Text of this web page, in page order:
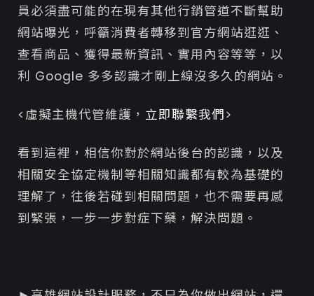
員必須盡可能的在現有其他行銷管道不斷幫助
網站曝光，呼籲消費者轉移到官方網站逛逛、
查看商品、獲得最新資訊、實用內容等等，以
利 Google 多多認識才剛上線沒多久的網站。
<虛擬主機代管維護， 立即聯繫我們>
​​看到這裡，相信你對於網站後台的認識，以及
相關安全協定機制等相關知識都有較為基礎的
理解了，往後若碰到相關問題，也不需要再感
到緊張，一步一步對症下藥，解決問題。